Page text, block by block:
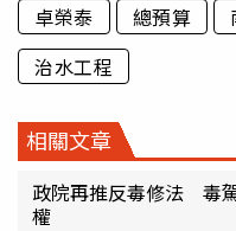
卓榮泰 總預算
治水工程
相關文章
政院再推反毒修法 毒
權